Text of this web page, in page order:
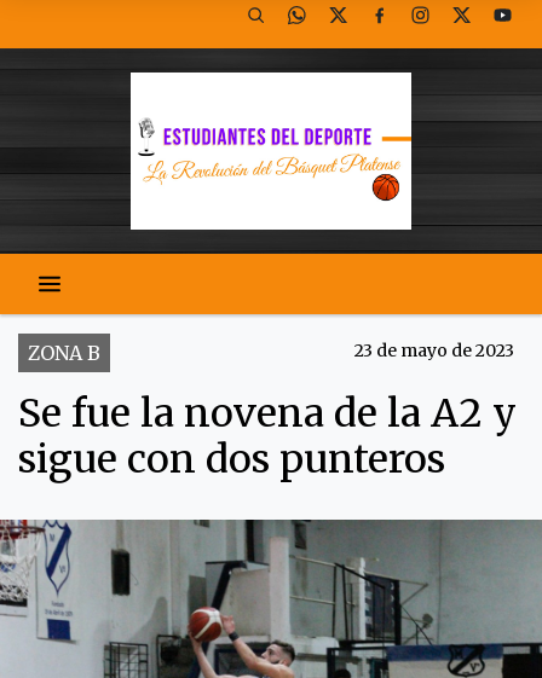
ZONA B 23 de mayo de 2023
Se fue la novena de la A2 y
sigue con dos punteros